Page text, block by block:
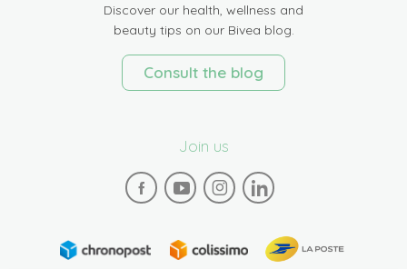
Discover our health, wellness and
beauty tips on our Bivea blog.
Consult the blog
Join us